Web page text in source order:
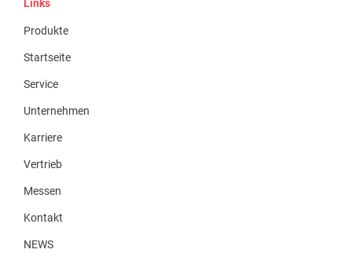
Links
Produkte
Startseite
Service
Unternehmen
Karriere
Vertrieb
Messen
Kontakt
NEWS